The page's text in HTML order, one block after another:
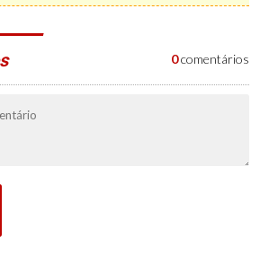
0comentários